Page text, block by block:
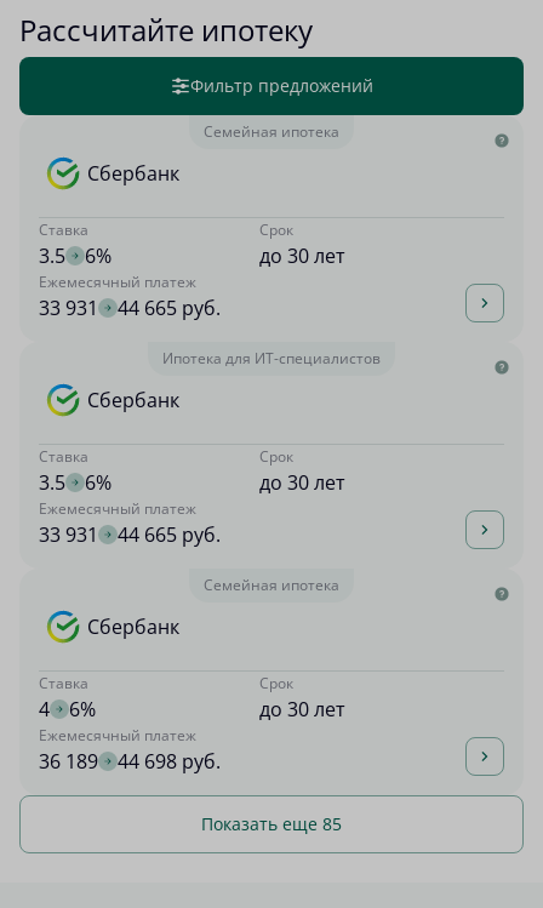
Рассчитайте ипотеку
Фильтр предложений
Семейная ипотека
Сбербанк
Ставка
3.5 6%
Срок
до 30 лет
Ежемесячный платеж
33 931 44 665 руб.
Ипотека для ИТ-специалистов
Сбербанк
Ставка
3.5 6%
Срок
до 30 лет
Ежемесячный платеж
33 931 44 665 руб.
Семейная ипотека
Сбербанк
Ставка
4 6%
Срок
до 30 лет
Ежемесячный платеж
36 189 44 698 руб.
Показать еще 85